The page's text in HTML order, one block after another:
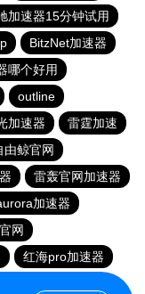
加速器15分钟试用
BitzNet加速器
哪个好用
outline
加速器
雷霆加速
由鲸官网
雷轰官网加速器
加速器
网
红海pro加速器